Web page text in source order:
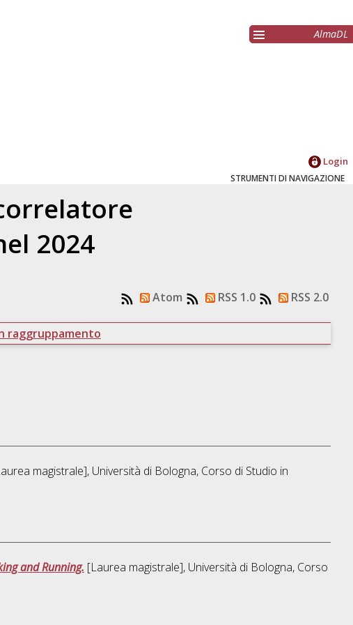
AlmaDL
Login
STRUMENTI DI NAVIGAZIONE
2024
Atom RSS 1.0 RSS 2.0
raggruppamento
magistrale], Università di Bologna, Corso di Studio in
and Running. [Laurea magistrale], Università di Bologna, Corso